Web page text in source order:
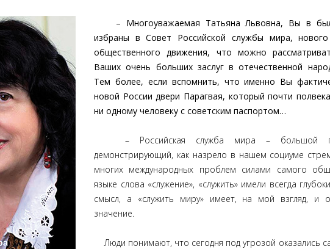
– Многоуважаемая Татьяна Львовна, Вы в
избраны в Совет Российской службы мира, нового
общественного движения, что можно
Ваших очень больших заслуг в отечественной
Тем более, если вспомнить, что именно Вы
новой России двери Парагвая, который почти
ни одному человеку c cоветским паспортом…
– Российская служба мира – большой
демонстрирующий, как назрело в нашем социуме
многих международных проблем силами самого
языке слова «служение», «служить» имели всегда
смысл, а «служить миру» имеет, на мой взгляд, и
значение.
Люди понимают, что сегодня под угрозой оказались